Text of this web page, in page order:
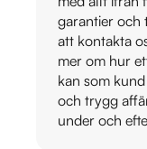
garantier och
att kontakta
mer om hur
kan som
och trygg
under och